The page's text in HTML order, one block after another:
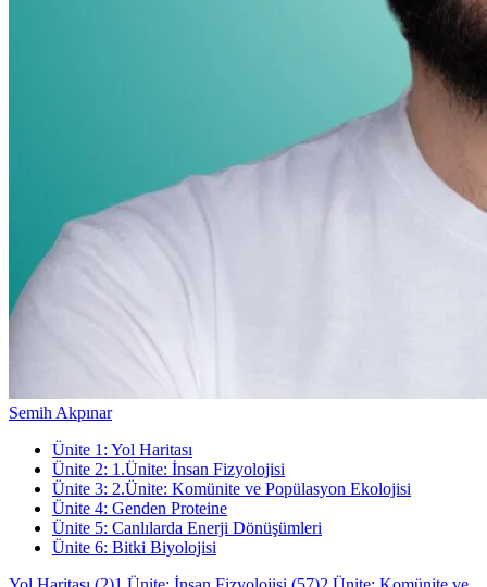
Semih Akpınar
Ünite 1 : Yol Haritası
Ünite 2: 1.Ünite: İnsan Fizyolojisi
Ünite 3: 2.Ünite: Komünite ve Popülasyon Ekolojisi
Ünite 4: Genden Proteine
Ünite 5: Canlılarda Enerji Dönüşümleri
Ünite 6: Bitki Biyolojisi